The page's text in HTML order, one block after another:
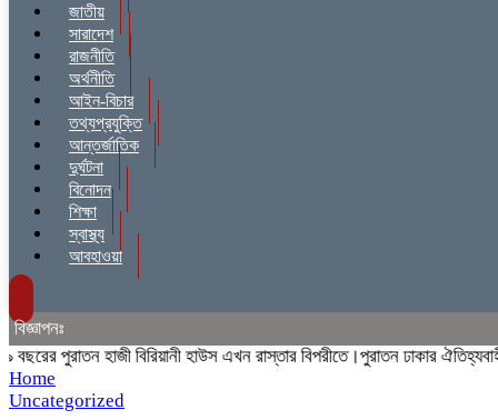
জাতীয়
সারাদেশ
রাজনীতি
অর্থনীতি
আইন-বিচার
তথ্যপ্রযুক্তি
আন্তর্জাতিক
দুর্ঘটনা
বিনোদন
শিক্ষা
স্বাস্থ্য
আবহাওয়া
বিজ্ঞাপনঃ
পুরাতন হাজী বিরিয়ানী হাউস এখন রাস্তার বিপরীতে।পুরাতন ঢাকার
Home
Uncategorized